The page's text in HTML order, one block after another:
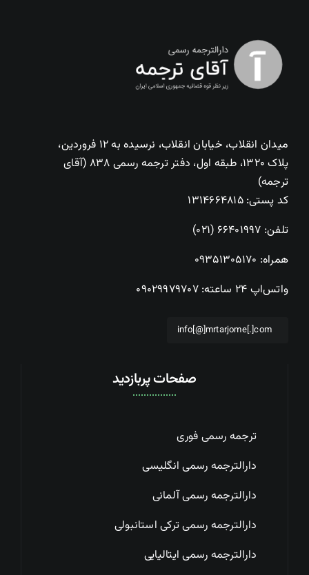
میدان انقلاب، خیابان انقلاب، نرسیده به ۱۲ فروردین،
پلاک ۱۳۲۰، طبقه اول، دفتر ترجمه رسمی ۸۳۸ (آقای
ترجمه)
کد پستی: ۱۳۱۴۶۶۴۸۱۵
تلفن: ۶۶۴۰۱۹۹۷ (۰۲۱)
همراه: ۰۹۳۵۱۳۰۵۱۷۰
واتس‌اپ ۲۴ ساعته:
۰۹۰۲۹۹۷۹۷۰۷
info[@]mrtarjome[.]com
صفحات پربازدید
ترجمه رسمی فوری
دارالترجمه رسمی انگلیسی
دارالترجمه رسمی آلمانی
دارالترجمه رسمی ترکی استانبولی
دارالترجمه رسمی ایتالیایی